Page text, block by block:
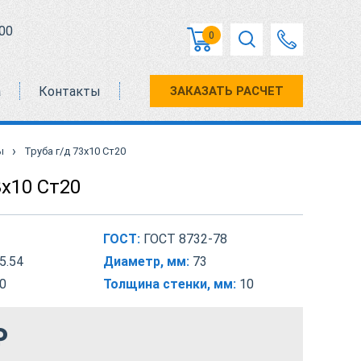
0
Контакты ЗАКАЗАТЬ РАСЧЕТ
› Труба г/д 73х10 Ст20
Ст20
ГОСТ: ГОСТ 8732-78
Диаметр, мм: 73
Толщина стенки, мм: 10